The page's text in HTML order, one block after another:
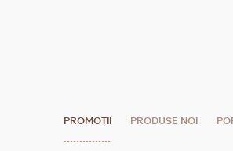
PROMOȚII PRODUSE NOI